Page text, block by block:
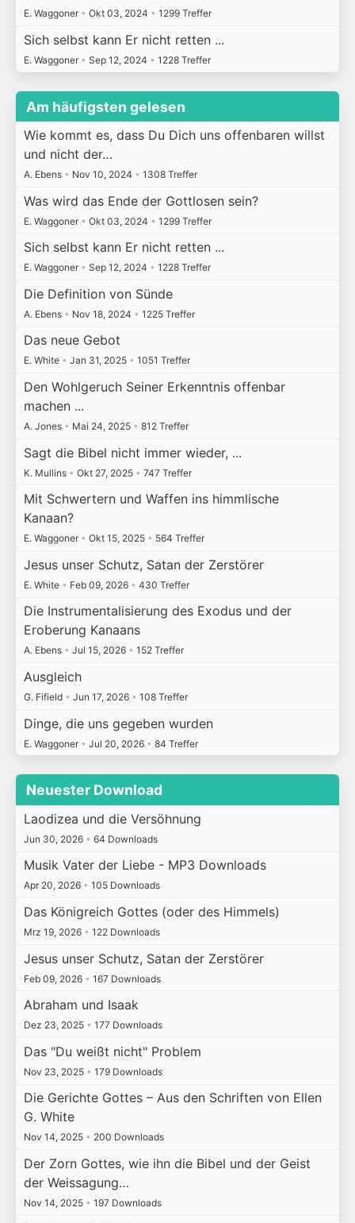
E. Waggoner • Okt 03, 2024 • 1299 Treffer
Sich selbst kann Er nicht retten ...
E. Waggoner • Sep 12, 2024 • 1228 Treffer
Am häufigsten gelesen
Wie kommt es, dass Du Dich uns offenbaren willst
und nicht der…
A. Ebens • Nov 10, 2024 • 1308 Treffer
Was wird das Ende der Gottlosen sein?
E. Waggoner • Okt 03, 2024 • 1299 Treffer
Sich selbst kann Er nicht retten ...
E. Waggoner • Sep 12, 2024 • 1228 Treffer
Die Definition von Sünde
A. Ebens • Nov 18, 2024 • 1225 Treffer
Das neue Gebot
E. White • Jan 31, 2025 • 1051 Treffer
Den Wohlgeruch Seiner Erkenntnis offenbar
machen ...
A. Jones • Mai 24, 2025 • 812 Treffer
Sagt die Bibel nicht immer wieder, ...
K. Mullins • Okt 27, 2025 • 747 Treffer
Mit Schwertern und Waffen ins himmlische
Kanaan?
E. Waggoner • Okt 15, 2025 • 564 Treffer
Jesus unser Schutz, Satan der Zerstörer
E. White • Feb 09, 2026 • 430 Treffer
Die Instrumentalisierung des Exodus und der
Eroberung Kanaans
A. Ebens • Jul 15, 2026 • 152 Treffer
Ausgleich
G. Fifield • Jun 17, 2026 • 108 Treffer
Dinge, die uns gegeben wurden
E. Waggoner • Jul 20, 2026 • 84 Treffer
Neuester Download
Laodizea und die Versöhnung
Jun 30, 2026 • 64 Downloads
Musik Vater der Liebe - MP3 Downloads
Apr 20, 2026 • 105 Downloads
Das Königreich Gottes (oder des Himmels)
Mrz 19, 2026 • 122 Downloads
Jesus unser Schutz, Satan der Zerstörer
Feb 09, 2026 • 167 Downloads
Abraham und Isaak
Dez 23, 2025 • 177 Downloads
Das "Du weißt nicht" Problem
Nov 23, 2025 • 179 Downloads
Die Gerichte Gottes – Aus den Schriften von Ellen
G. White
Nov 14, 2025 • 200 Downloads
Der Zorn Gottes, wie ihn die Bibel und der Geist
der Weissagung…
Nov 14, 2025 • 197 Downloads